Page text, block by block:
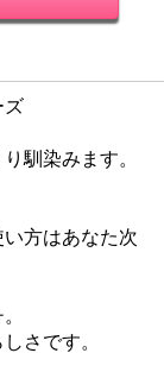
ズ
馴染みます。
方はあなた次
さです。